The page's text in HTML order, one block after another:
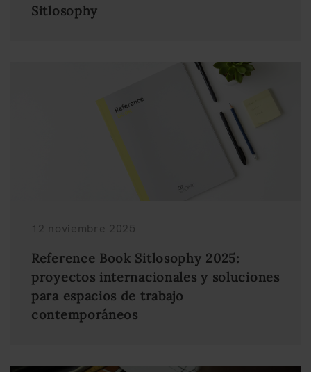
Sitlosophy
12 noviembre 2025
Reference Book Sitlosophy 2025:
proyectos internacionales y soluciones
para espacios de trabajo
contemporáneos